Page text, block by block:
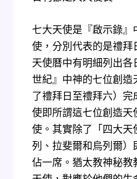
七大天使是『啟示錄
使，分別代表的是禮拜
天使曆中有明細列出各
世紀』中神的七位創
了禮拜日至禮拜六）
使即所謂這七位創造
使。其實除了「四大
列、拉斐爾和烏列爾
佔一席。猶太教神秘